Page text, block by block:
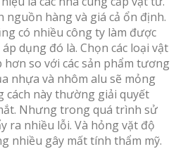
nguồn hàng và giá cả ổn định.
có nhiều công ty làm được
dụng đó là. Chọn các loại vật
so với các sản phẩm tương
nhựa và nhôm alu sẽ mỏng
cách này thường giải quyết
Nhưng trong quá trình sử
ra nhiều lỗi. Và hỏng vặt độ
nhiều gây mất tính thẩm mỹ.